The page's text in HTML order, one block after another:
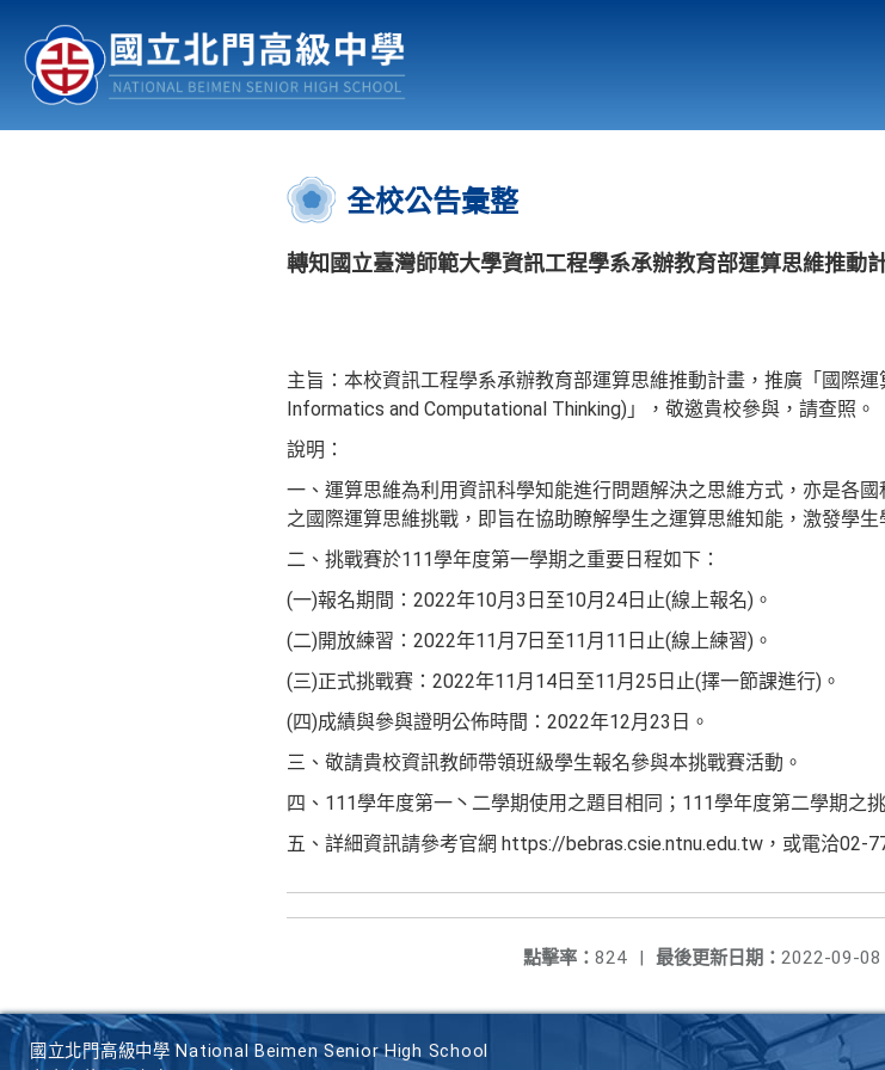
認識北中 行事曆
:::
全校公告彙整
轉知國立臺灣師範大學資訊工程學系承辦教育部運算思維推動
主旨：本校資訊工程學系承辦教育部運算思維推動計畫，推廣「國際
Informatics and Computational Thinking)」，敬邀貴校參與，請查照。
說明：
一、運算思維為利用資訊科學知能進行問題解決之思維方式，亦是各
之國際運算思維挑戰，即旨在協助瞭解學生之運算思維知能，激發學生
二、挑戰賽於111學年度第一學期之重要日程如下：
(一)報名期間：2022年10月3日至10月24日止(線上報名)。
(二)開放練習：2022年11月7日至11月11日止(線上練習)。
(三)正式挑戰賽：2022年11月14日至11月25日止(擇一節課進行)。
(四)成績與參與證明公佈時間：2022年12月23日。
三、敬請貴校資訊教師帶領班級學生報名參與本挑戰賽活動。
四、111學年度第一丶二學期使用之題目相同；111學年度第二學期之
五、詳細資訊請參考官網 https://bebras.csie.ntnu.edu.tw，或電洽02-
最後更新日期： 2022-09-08
點擊率： 824 |
國立北門高級中學 National Beimen Senior High School